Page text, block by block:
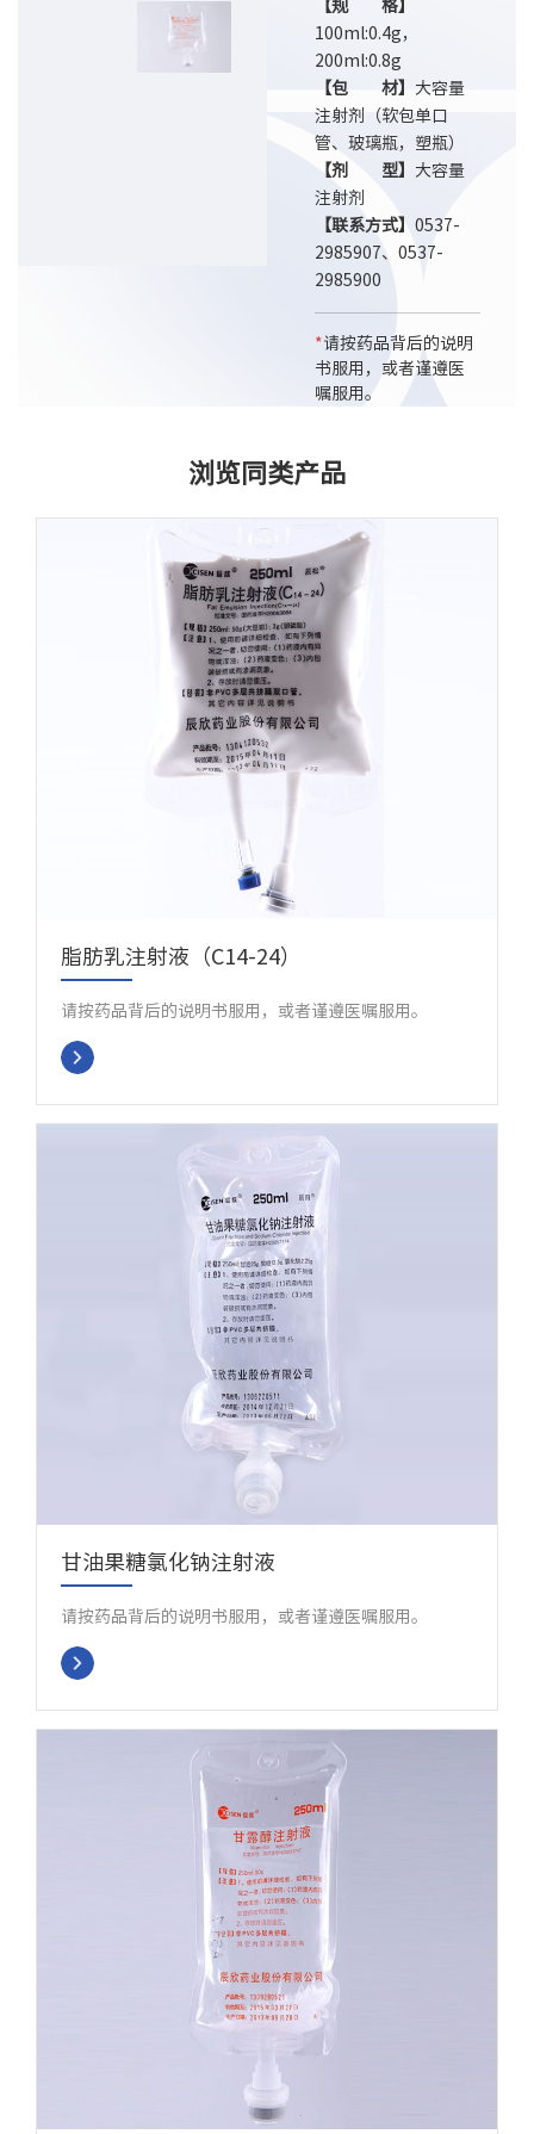
【规 格】
100ml:0.4g，
200ml:0.8g
【包 材】 大容量
注射剂（软包单口
管、玻璃瓶，塑瓶）
【剂 型】 大容量
注射剂
【联系方式】 0537-
2985907、0537-
2985900
*请按药品背后的说明
书服用，或者谨遵医
嘱服用。
浏览同类产品
脂肪乳注射液（C14-24）
请按药品背后的说明书服用，或者谨遵医嘱服用。
甘油果糖氯化钠注射液
请按药品背后的说明书服用，或者谨遵医嘱服用。